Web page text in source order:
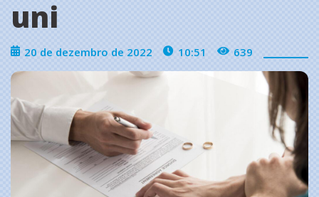
uni
20 de dezembro de 2022 10:51 639